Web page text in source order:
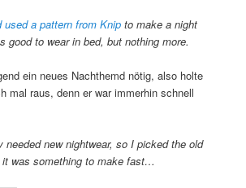
used a pattern from Knip to make a night
good to wear in bed, but nothing more.
ein neues Nachthemd nötig, also holte
mal raus, denn er war immerhin schnell
needed new nightwear, so I picked the old
was something to make fast…